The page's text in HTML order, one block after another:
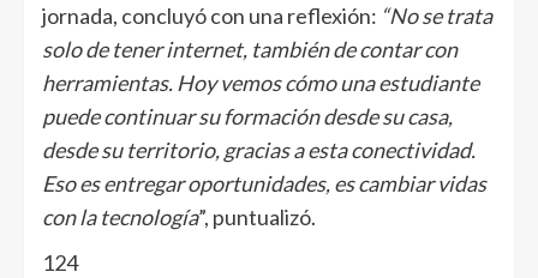
jornada, concluyó con una reflexión: “No se trata
solo de tener internet, también de contar con
herramientas. Hoy vemos cómo una estudiante
puede continuar su formación desde su casa,
desde su territorio, gracias a esta conectividad.
Eso es entregar oportunidades, es cambiar vidas
con la tecnología”, puntualizó.
124